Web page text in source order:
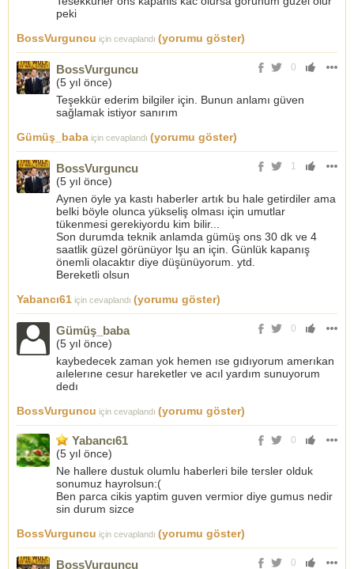
peki
BossVurguncu için cevaplandı (yorumu göster)
0
BossVurguncu
(5 yıl önce)
Teşekkür ederim bilgiler için. Bunun anlamı güven
sağlamak istiyor sanırım
Gümüş_baba için cevaplandı (yorumu göster)
1
BossVurguncu
(5 yıl önce)
Aynen öyle ya kastı haberler artık bu hale getirdiler ama
belki böyle olunca yükseliş olması için umutlar
tükenmesi gerekiyordu kim bilir...
Son durumda teknik anlamda gümüş ons 30 dk ve 4
saatlik güzel görünüyor lşu an için. Günlük kapanış
önemli olacaktır diye düşünüyorum. ytd.
Bereketli olsun
Yabancı61 için cevaplandı (yorumu göster)
0
Gümüş_baba
(5 yıl önce)
kaybedecek zaman yok hemen ıse gıdıyorum amerıkan
aılelerıne cesur hareketler ve acıl yardım sunuyorum
dedı
BossVurguncu için cevaplandı (yorumu göster)
0
Yabancı61
(5 yıl önce)
Ne hallere dustuk olumlu haberleri bile tersler olduk
sonumuz hayrolsun:(
Ben parca cikis yaptim guven vermior diye gumus nedir
sin durum sizce
BossVurguncu için cevaplandı (yorumu göster)
0
BossVurguncu